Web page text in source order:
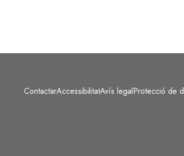
Peu
ContactarAccessibilitatAvís legalProtecció de